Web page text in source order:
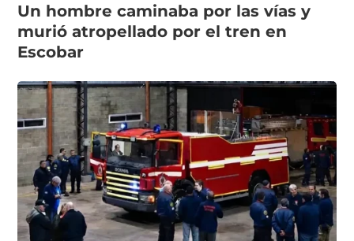
Un hombre caminaba por las vías y
murió atropellado por el tren en
Escobar